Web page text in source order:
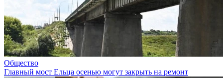
Общество
Главный мост Ельца осенью могут закрыть на ремонт